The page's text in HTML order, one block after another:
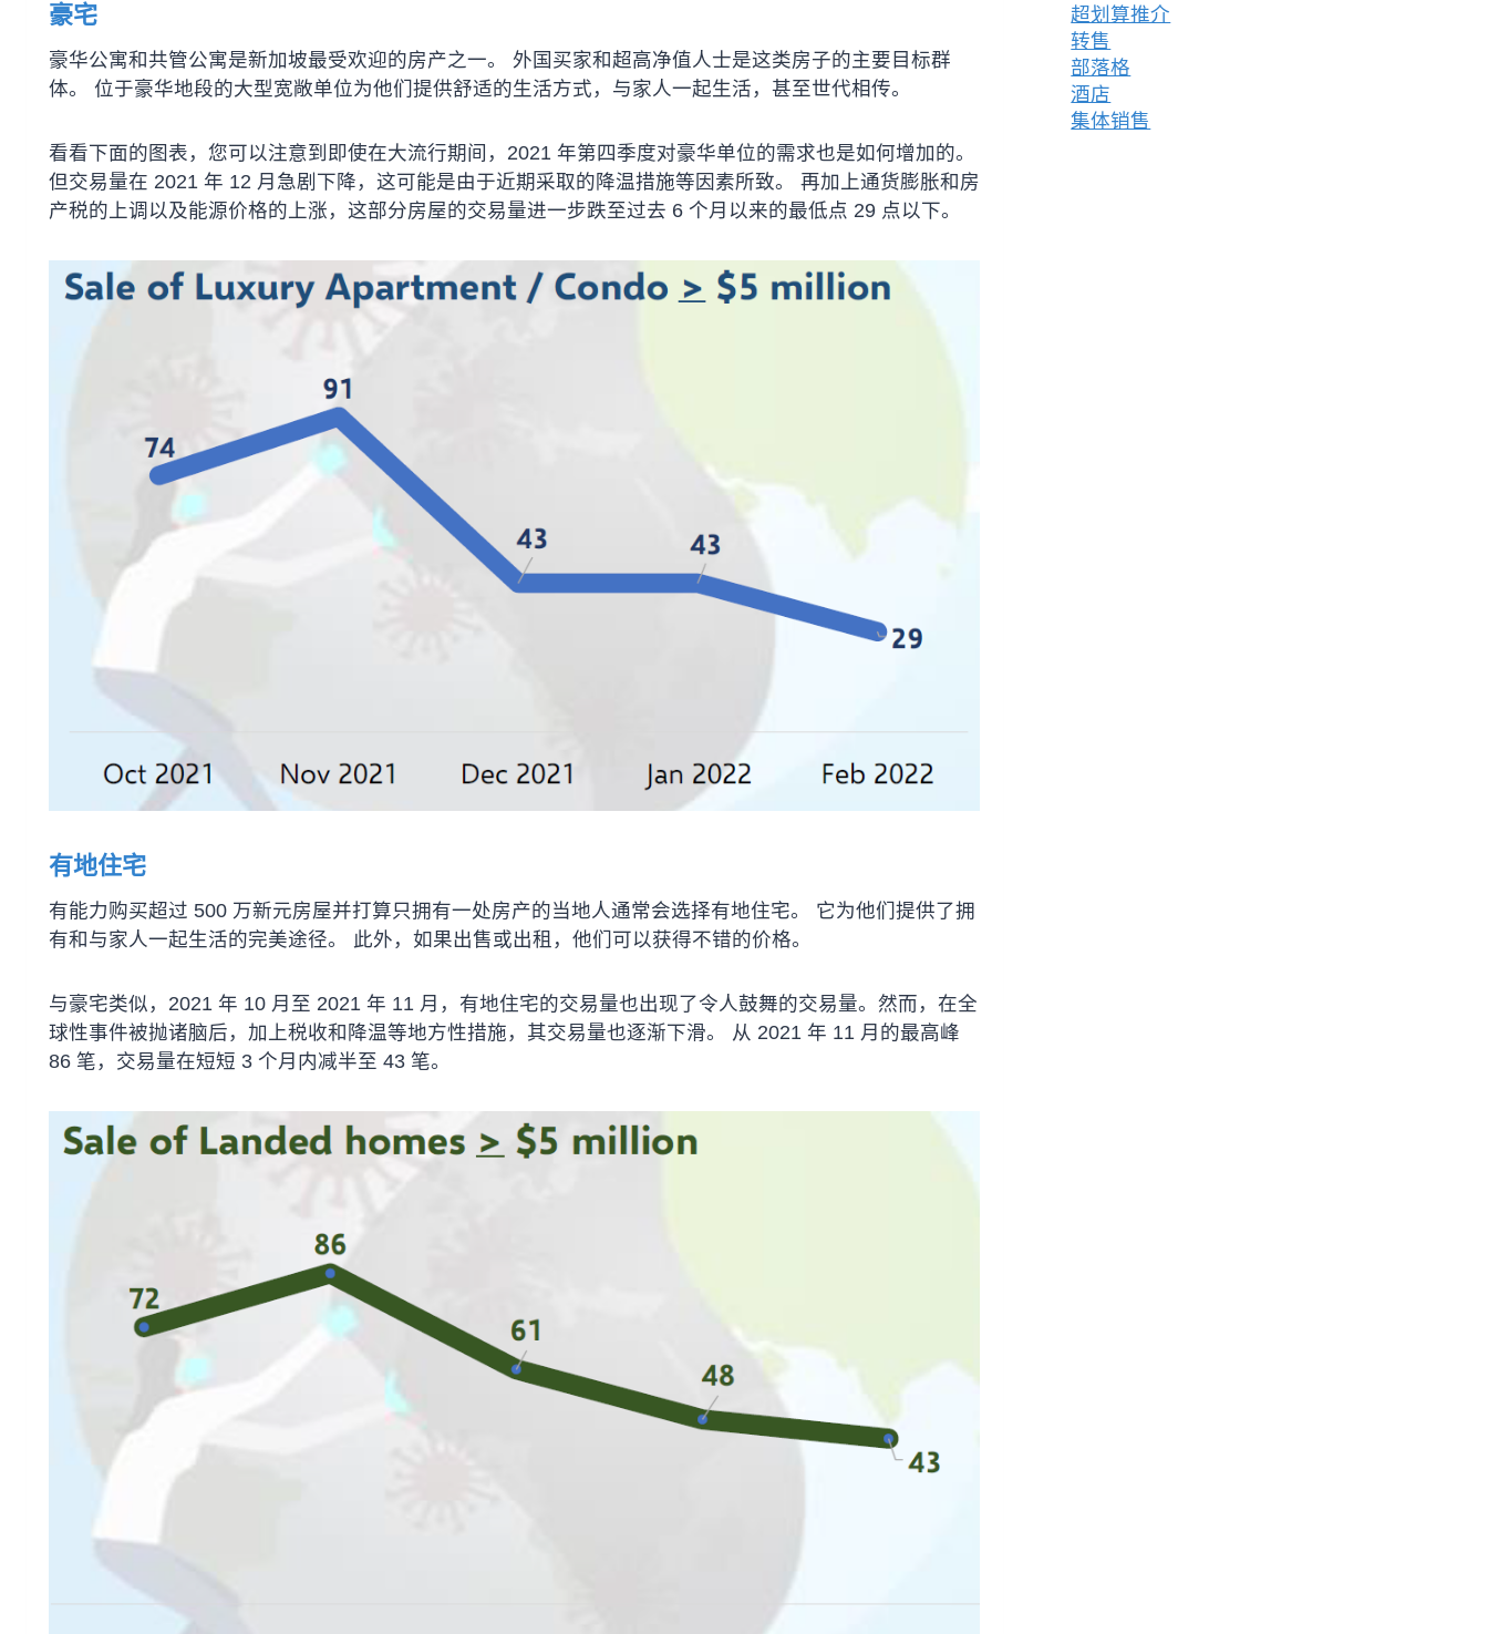
豪宅
豪华公寓和共管公寓是新加坡最受欢迎的房产之一。 外国买家和超高净值人士是这类房子的主要目标群
体。 位于豪华地段的大型宽敞单位为他们提供舒适的生活方式，与家人一起生活，甚至世代相传。
看看下面的图表，您可以注意到即使在大流行期间，2021 年第四季度对豪华单位的需求也是如何增加的。
但交易量在 2021 年 12 月急剧下降，这可能是由于近期采取的降温措施等因素所致。 再加上通货膨胀和房
产税的上调以及能源价格的上涨，这部分房屋的交易量进一步跌至过去 6 个月以来的最低点 29 点以下。
有地住宅
有能力购买超过 500 万新元房屋并打算只拥有一处房产的当地人通常会选择有地住宅。 它为他们提供了拥
有和与家人一起生活的完美途径。 此外，如果出售或出租，他们可以获得不错的价格。
与豪宅类似，2021 年 10 月至 2021 年 11 月，有地住宅的交易量也出现了令人鼓舞的交易量。然而，在全
球性事件被抛诸脑后，加上税收和降温等地方性措施，其交易量也逐渐下滑。 从 2021 年 11 月的最高峰
86 笔，交易量在短短 3 个月内减半至 43 笔。
超划算推介
转售
部落格
酒店
集体销售